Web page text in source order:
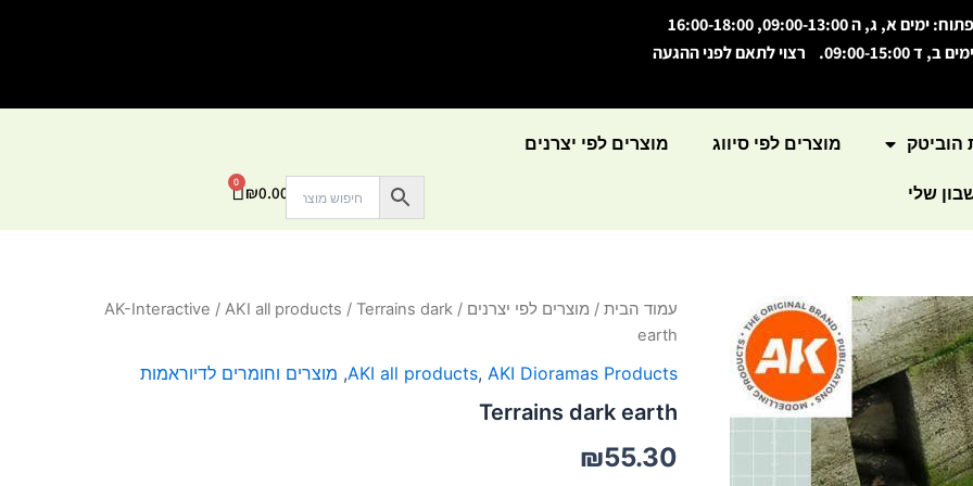
פתוח: ימים א, ג, ה 09:00-13:00, 16:00-18:00
ימים ב, ד 09:00-15:00. רצוי לתאם לפני ההגעה
הוביטק מוצרים לפי סיווג מוצרים לפי יצרנים
שלי ₪0.00
0
עגלת
עמוד הבית / מוצרים לפי יצרנים /
AK-Interactive / AKI all products / Terrains dark
earth
AKI all products, AKI Dioramas Products
, מוצרים וחומרים לדיוראמות
Terrains dark earth
₪55.30
כמות
של
dark